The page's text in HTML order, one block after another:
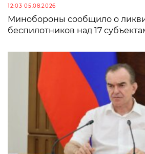
12:03 05.08.2026
Минобороны сообщило о
беспилотников над 17